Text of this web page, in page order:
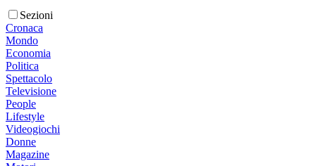
Sezioni
Cronaca
Mondo
Economia
Politica
Spettacolo
Televisione
People
Lifestyle
Videogiochi
Donne
Magazine